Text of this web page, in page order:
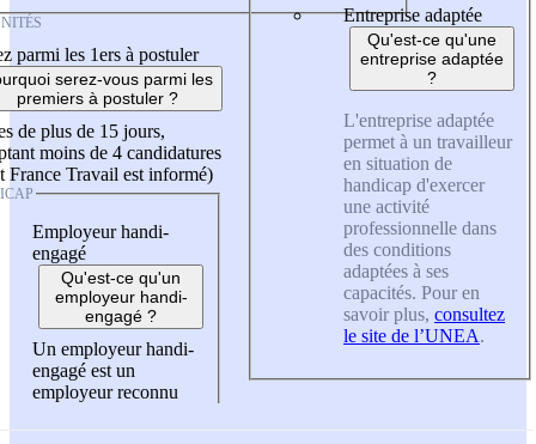
parmi les 1ers à postuler
serez-vous parmi les
premiers à postuler ?
de plus de 15 jours,
moins de 4 candidatures
France Travail est informé)
Employeur handi-
engagé
Qu'est-ce qu'un
employeur handi-
engagé ?
Un employeur handi-
engagé est un
employeur reconnu
Entreprise adaptée
Qu'est-ce qu'une
entreprise adaptée
?
L'entreprise adaptée
permet à un travailleur
en situation de
handicap d'exercer
une activité
professionnelle dans
des conditions
adaptées à ses
capacités. Pour en
savoir plus, consultez
le site de l’UNEA.